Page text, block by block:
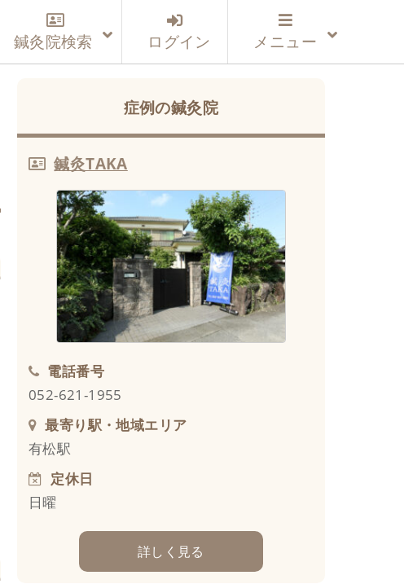
鍼灸院検索 ログイン メニュー
症例の鍼灸院
鍼灸TAKA
電話番号
052-621-1955
最寄り駅・地域エリア
有松駅
定休日
日曜
詳しく見る